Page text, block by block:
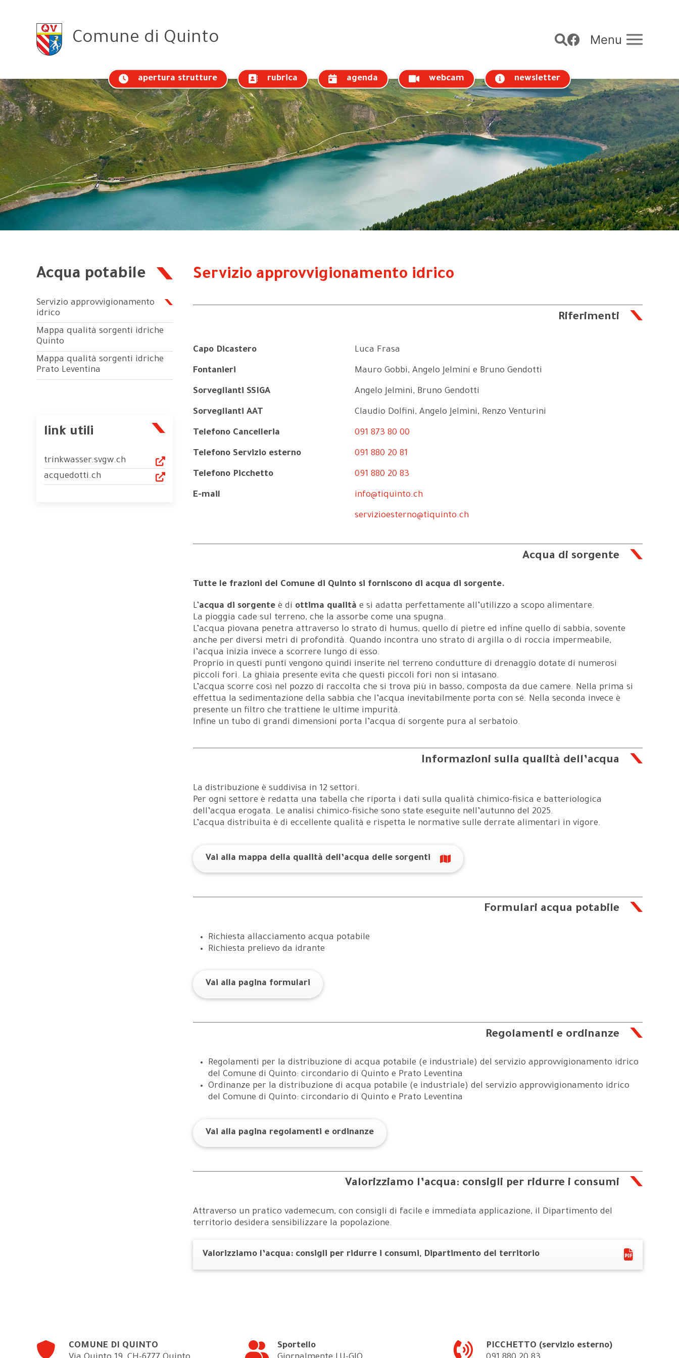
Comune di Quinto Menu
apertura strutture rubrica agenda webcam newsletter
Acqua potabile
Servizio approvvigionamento
idrico
Mappa qualità sorgenti idriche
Quinto
Mappa qualità sorgenti idriche
Prato Leventina
link utili
trinkwasser.svgw.ch
acquedotti.ch
Servizio approvvigionamento idrico
Riferimenti
Capo Dicastero Luca Frasa
Fontanieri Mauro Gobbi, Angelo Jelmini e Bruno Gendotti
Sorveglianti SSIGA Angelo Jelmini, Bruno Gendotti
Sorveglianti AAT Claudio Dolfini, Angelo Jelmini, Renzo Venturini
Telefono Cancelleria 091 873 80 00
Telefono Servizio esterno 091 880 20 81
Telefono Picchetto 091 880 20 83
E-mail info@tiquinto.ch
servizioesterno@tiquinto.ch
Acqua di sorgente
Tutte le frazioni del Comune di Quinto si forniscono di acqua di sorgente.
L’acqua di sorgente è di ottima qualità e si adatta perfettamente all’utilizzo a scopo alimentare.
La pioggia cade sul terreno, che la assorbe come una spugna.
L’acqua piovana penetra attraverso lo strato di humus, quello di pietre ed infine quello di sabbia, sovente
anche per diversi metri di profondità. Quando incontra uno strato di argilla o di roccia impermeabile,
l’acqua inizia invece a scorrere lungo di esso.
Proprio in questi punti vengono quindi inserite nel terreno condutture di drenaggio dotate di numerosi
piccoli fori. La ghiaia presente evita che questi piccoli fori non si intasano.
L’acqua scorre così nel pozzo di raccolta che si trova più in basso, composta da due camere. Nella prima si
effettua la sedimentazione della sabbia che l’acqua inevitabilmente porta con sé. Nella seconda invece è
presente un filtro che trattiene le ultime impurità.
Infine un tubo di grandi dimensioni porta l’acqua di sorgente pura al serbatoio.
Informazioni sulla qualità dell’acqua
La distribuzione è suddivisa in 12 settori.
Per ogni settore è redatta una tabella che riporta i dati sulla qualità chimico-fisica e batteriologica
dell’acqua erogata. Le analisi chimico-fisiche sono state eseguite nell’autunno del 2025.
L’acqua distribuita è di eccellente qualità e rispetta le normative sulle derrate alimentari in vigore.
Vai alla mappa della qualità dell’acqua delle sorgenti
Formulari acqua potabile
Richiesta allacciamento acqua potabile
Richiesta prelievo da idrante
Vai alla pagina formulari
Regolamenti e ordinanze
Regolamenti per la distribuzione di acqua potabile (e industriale) del servizio approvvigionamento idrico
del Comune di Quinto: circondario di Quinto e Prato Leventina
Ordinanze per la distribuzione di acqua potabile (e industriale) del servizio approvvigionamento idrico
del Comune di Quinto: circondario di Quinto e Prato Leventina
Vai alla pagina regolamenti e ordinanze
Valorizziamo l’acqua: consigli per ridurre i consumi
Attraverso un pratico vademecum, con consigli di facile e immediata applicazione, il Dipartimento del
territorio desidera sensibilizzare la popolazione.
Valorizziamo l’acqua: consigli per ridurre i consumi, Dipartimento del territorio
COMUNE DI QUINTO
Sportello
PICCHETTO (servizio esterno)